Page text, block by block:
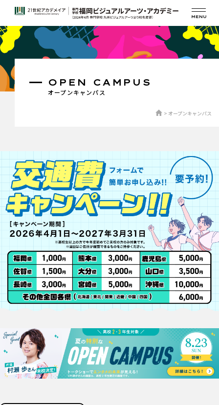
オープンキャンパス
OPEN CAMPUS
オープンキャンパス